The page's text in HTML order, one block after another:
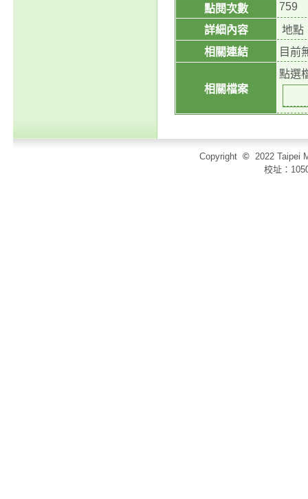
點閱次數
759
詳細內容
地點
相關連結
目前
相關檔案
點選
Copyright © 2022 Taipei
校址：